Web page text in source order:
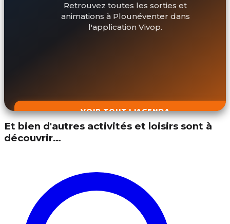
Retrouvez toutes les sorties et
animations à Plounéventer dans
l'application Vivop.
VOIR TOUT L'AGENDA
Et bien d'autres activités et loisirs sont à
découvrir…